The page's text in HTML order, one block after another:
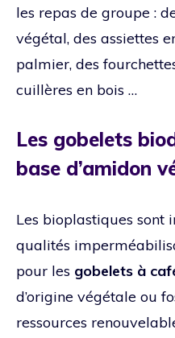
les repas de groupe :
végétal, des assiettes
palmier, des
cuillères en bois …
Les gobelets
base d’amidon
Les bioplastiques sont
qualités
pour les gobelets à
d’origine végétale ou
ressources